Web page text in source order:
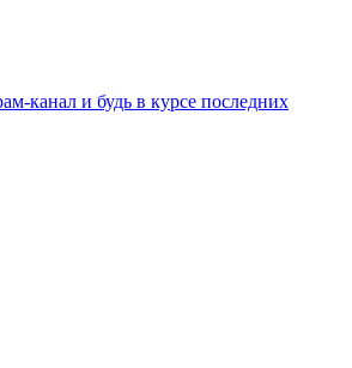
канал и будь в курсе последних